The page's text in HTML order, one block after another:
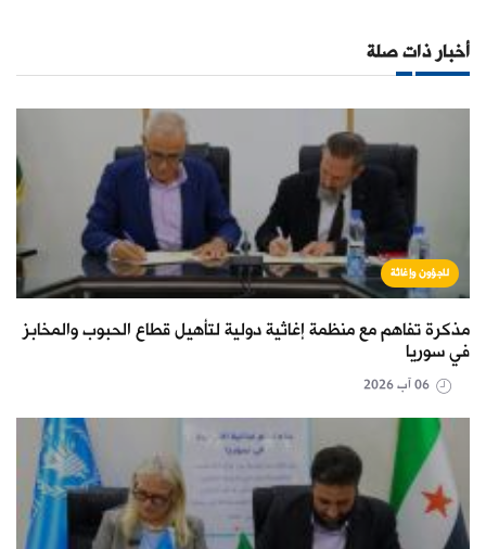
أخبار ذات صلة
لاجؤون وإغاثة
مذكرة تفاهم مع منظمة إغاثية دولية لتأهيل قطاع الحبوب والمخابز
في سوريا